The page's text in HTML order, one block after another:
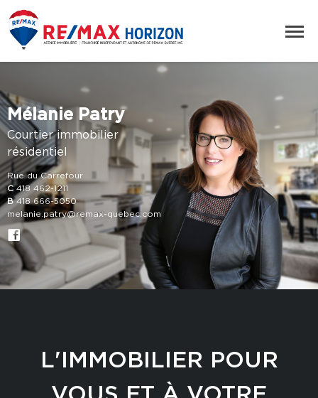
Mélanie Patry
Courtier immobilier
résidentiel
Rue du Carrefour
C 418 462-1211
B 418 666-5050
melanie.patry@remax-quebec.com
L'IMMOBILIER POUR